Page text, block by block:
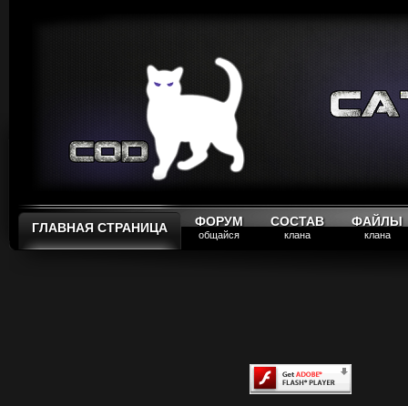
ГЛАВНАЯ СТРАНИЦА ФОРУМ
общайся
СОСТАВ
клана
ФАЙЛЫ
клана